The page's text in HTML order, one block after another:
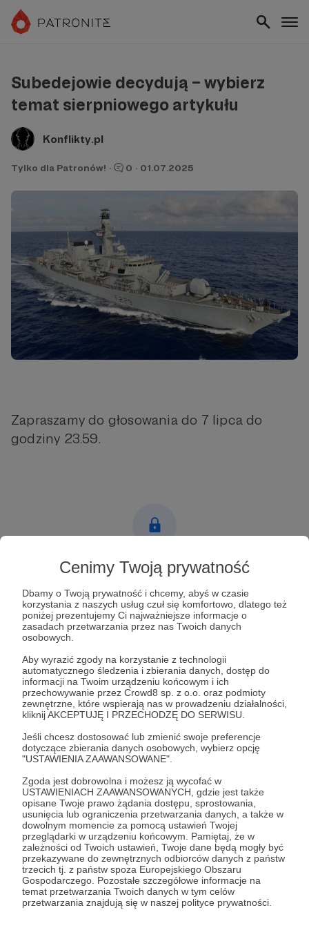
Cenimy Twoją prywatność
Dbamy o Twoją prywatność i chcemy, abyś w czasie
korzystania z naszych usług czuł się komfortowo, dlatego też
poniżej prezentujemy Ci najważniejsze informacje o
zasadach przetwarzania przez nas Twoich danych
osobowych.
Aby wyrazić zgody na korzystanie z technologii
automatycznego śledzenia i zbierania danych, dostęp do
informacji na Twoim urządzeniu końcowym i ich
przechowywanie przez Crowd8 sp. z o.o. oraz podmioty
zewnętrzne, które wspierają nas w prowadzeniu działalności,
kliknij AKCEPTUJĘ I PRZECHODZĘ DO SERWISU.
Jeśli chcesz dostosować lub zmienić swoje preferencje
dotyczące zbierania danych osobowych, wybierz opcję
"USTAWIENIA ZAAWANSOWANE".
Zgoda jest dobrowolna i możesz ją wycofać w
USTAWIENIACH ZAAWANSOWANYCH, gdzie jest także
opisane Twoje prawo żądania dostępu, sprostowania,
usunięcia lub ograniczenia przetwarzania danych, a także w
dowolnym momencie za pomocą ustawień Twojej
przeglądarki w urządzeniu końcowym. Pamiętaj, że w
zależności od Twoich ustawień, Twoje dane będą mogły być
przekazywane do zewnętrznych odbiorców danych z państw
trzecich tj. z państw spoza Europejskiego Obszaru
Gospodarczego. Pozostałe szczegółowe informacje na
temat przetwarzania Twoich danych w tym celów
przetwarzania znajdują się w naszej polityce prywatności.
Subedejowie decydują – wybierz
temat sierpniowego artykułu
Konflikty.pl
Tylko dla Patronów! · 0 · 01.07.2025
Zapraszamy do głosowania do 7 lipca do
godziny 23.59.
Post dostępny tylko dla Patronów
Aby zobaczyć ten materiał musisz być zalogowany
Zostań Patronem
Zaloguj się
Udostępnij
Konflikty.pl
Zobacz profil autora
Zobacz również